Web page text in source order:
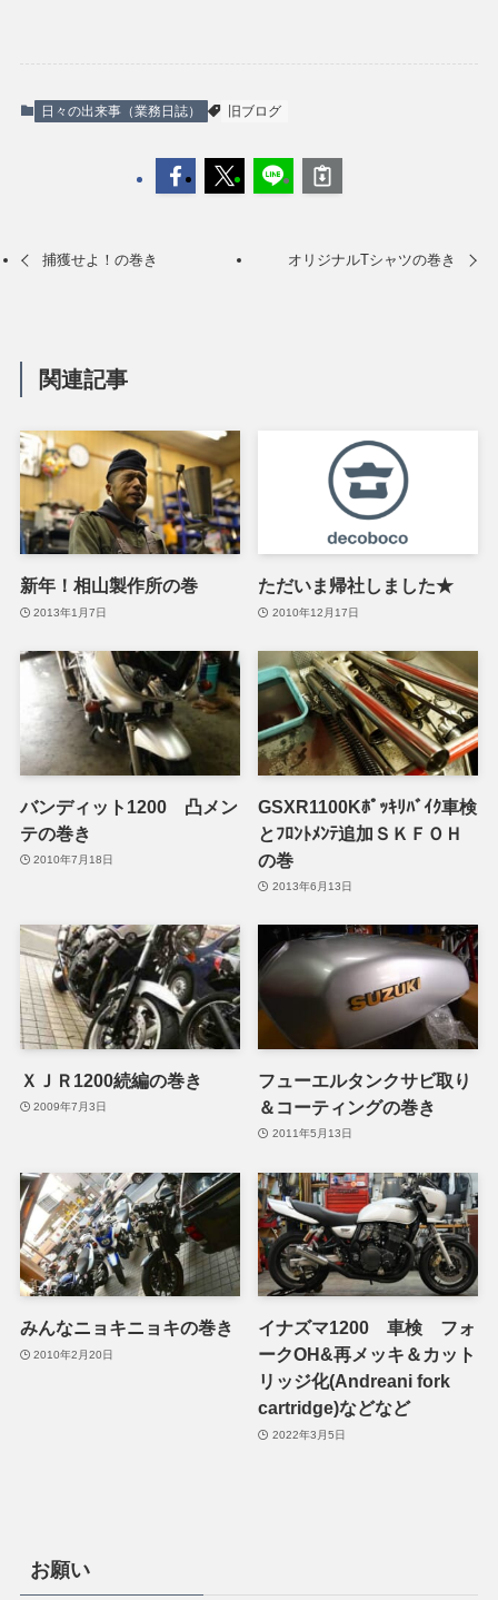
日々の出来事（業務日誌） 旧ブログ
捕獲せよ！の巻き オリジナルTシャツの巻き
関連記事
新年！相山製作所の巻
2013年1月7日
ただいま帰社しました★
2010年12月17日
バンディット1200 凸メン
テの巻き
2010年7月18日
GSXR1100Kﾎﾟｯｷﾘﾊﾞｲｸ車検
とﾌﾛﾝﾄﾒﾝﾃ追加ＳＫＦＯＨ
の巻
2013年6月13日
ＸＪＲ1200続編の巻き
2009年7月3日
フューエルタンクサビ取り
＆コーティングの巻き
2011年5月13日
みんなニョキニョキの巻き
2010年2月20日
イナズマ1200 車検 フォ
ークOH&再メッキ＆カット
リッジ化(Andreani fork
cartridge)などなど
2022年3月5日
お願い